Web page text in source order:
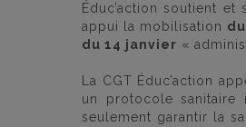
Éduc’action soutient
appui la mobilisation
du 14 janvier «
La CGT Éduc’action
un protocole sanitaire
seulement garantir la